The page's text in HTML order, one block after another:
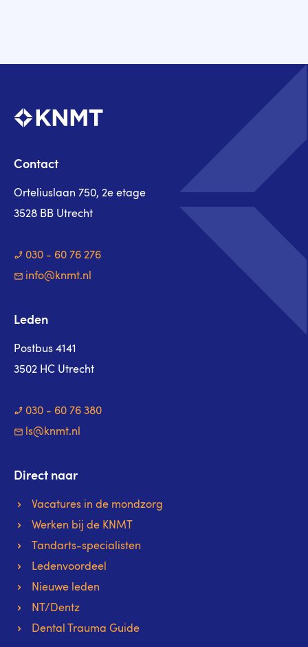
Contact
Orteliuslaan 750, 2e etage
3528 BB Utrecht
030 - 60 76 276
info@knmt.nl
Leden
Postbus 4141
3502 HC Utrecht
030 - 60 76 380
ls@knmt.nl
Direct naar
Vacatures in de mondzorg
Werken bij de KNMT
Tandarts-specialisten
Ledenvoordeel
Nieuwe leden
NT/Dentz
Dental Trauma Guide